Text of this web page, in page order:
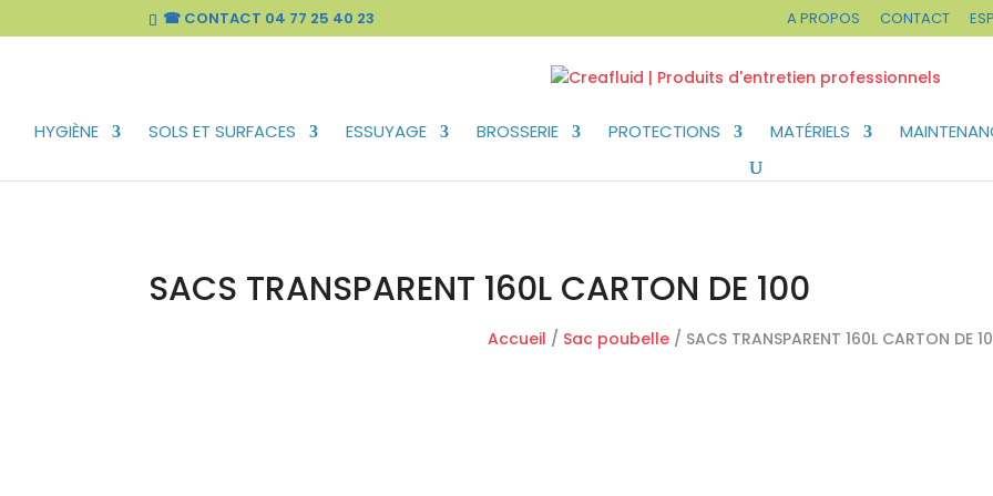
☎ CONTACT 04 77 25 40 23 A PROPOS CONTACT
HYGIÈNE SOLS ET SURFACES ESSUYAGE BROSSERIE PROTECTIONS MATÉRIELS
SACS TRANSPARENT 160L CARTON DE 100
Accueil / Sac poubelle/ SACS TRANSPARENT 160L CARTON DE